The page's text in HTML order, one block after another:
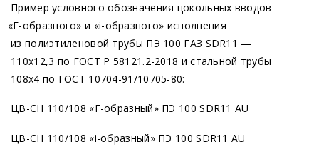
Пример условного обозначения цокольных вводов
«Г-образного» и «i-образного» исполнения
из полиэтиленовой трубы ПЭ 100 ГАЗ SDR11 —
110х12,3 по ГОСТ Р 58121.2-2018 и стальной трубы
108х4 по ГОСТ 10704-91/10705-80:
ЦВ-СН 110/108 «Г-образный» ПЭ 100 SDR11 AU
ЦВ-СН 110/108 «i-образный» ПЭ 100 SDR11 AU